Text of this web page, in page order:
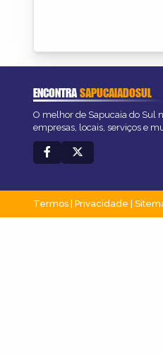
ENCONTRASAPUCAIADOSUL
O melhor de Sapucaia do Sul
empresas, locais, serviços e
Termos Privacidade